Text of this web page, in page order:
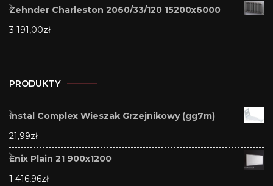
Zehnder Charleston 2060/33/120 15200x6000
3 191,00zł
PRODUKTY
Instal Complex Wieszak Grzejnikowy (gg7m)
21,99zł
Enix Plain 21 900x1200
1 416,96zł